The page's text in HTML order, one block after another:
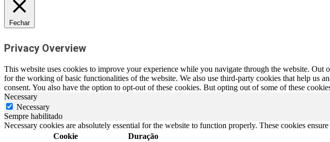
Fechar
Privacy Overview
This website uses cookies to improve your experience while you navigate through the website. Out
for the working of basic functionalities of the website. We also use third-party cookies that help us
consent. You also have the option to opt-out of these cookies. But opting out of some of these
Necessary
Necessary
Sempre habilitado
Necessary cookies are absolutely essential for the website to function properly. These cookies
Cookie
Duração